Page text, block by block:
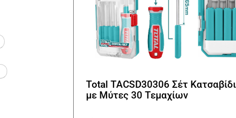
Total TACSD30306 Σέτ
με Μύτες 30 Τεμαχίων